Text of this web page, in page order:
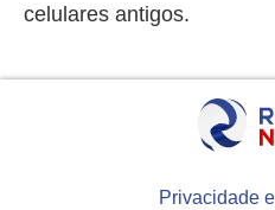
celulares antigos.
Privacidade